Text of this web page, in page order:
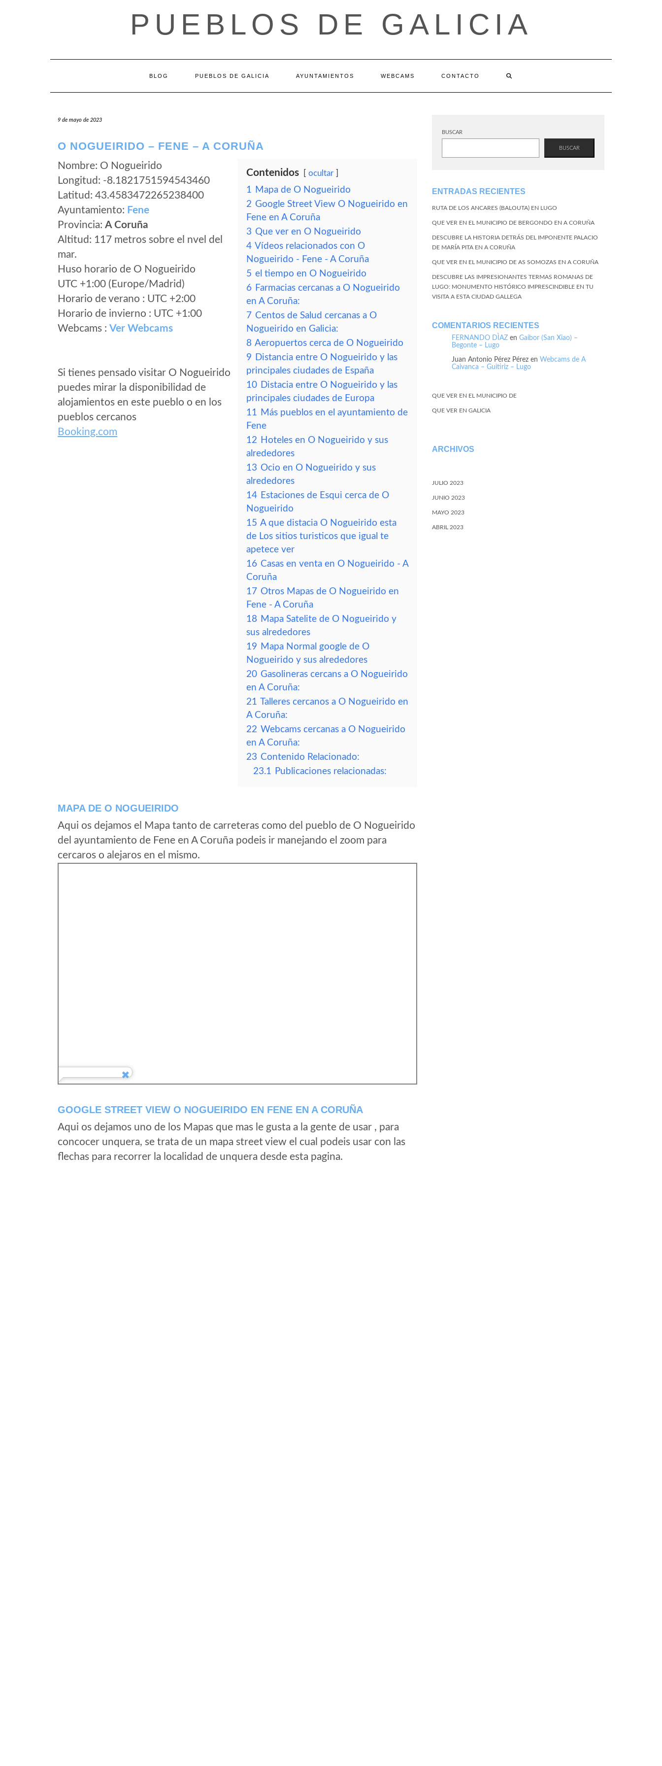
PUEBLOS DE GALICIA
BLOG PUEBLOS DE GALICIA AYUNTAMIENTOS WEBCAMS CONTACTO
9 de mayo de 2023
O NOGUEIRIDO – FENE – A CORUÑA
Nombre: O Nogueirido
Longitud: -8.1821751594543460
Latitud: 43.4583472265238400
Ayuntamiento: Fene
Provincia: A Coruña
Altitud: 117 metros sobre el nvel del
mar.
Huso horario de O Nogueirido
UTC +1:00 (Europe/Madrid)
Horario de verano : UTC +2:00
Horario de invierno : UTC +1:00
Webcams : Ver Webcams
Si tienes pensado visitar O Nogueirido
puedes mirar la disponibilidad de
alojamientos en este pueblo o en los
pueblos cercanos
Booking.com
Contenidos ocultar
1 Mapa de O Nogueirido
2 Google Street View O Nogueirido en
Fene en A Coruña
3 Que ver en O Nogueirido
4 Vídeos relacionados con O
Nogueirido - Fene - A Coruña
5 el tiempo en O Nogueirido
6 Farmacias cercanas a O Nogueirido
en A Coruña:
7 Centos de Salud cercanas a O
Nogueirido en Galicia:
8 Aeropuertos cerca de O Nogueirido
9 Distancia entre O Nogueirido y las
principales ciudades de España
10 Distacia entre O Nogueirido y las
principales ciudades de Europa
11 Más pueblos en el ayuntamiento de
Fene
12 Hoteles en O Nogueirido y sus
alrededores
13 Ocio en O Nogueirido y sus
alrededores
14 Estaciones de Esqui cerca de O
Nogueirido
15 A que distacia O Nogueirido esta
de Los sitios turisticos que igual te
apetece ver
16 Casas en venta en O Nogueirido - A
Coruña
17 Otros Mapas de O Nogueirido en
Fene - A Coruña
18 Mapa Satelite de O Nogueirido y
sus alrededores
19 Mapa Normal google de O
Nogueirido y sus alrededores
20 Gasolineras cercans a O Nogueirido
en A Coruña:
21 Talleres cercanos a O Nogueirido en
A Coruña:
22 Webcams cercanas a O Nogueirido
en A Coruña:
23 Contenido Relacionado:
23.1 Publicaciones relacionadas:
MAPA DE O NOGUEIRIDO
Aqui os dejamos el Mapa tanto de carreteras como del pueblo de O Nogueirido
del ayuntamiento de Fene en A Coruña podeis ir manejando el zoom para
cercaros o alejaros en el mismo.
GOOGLE STREET VIEW O NOGUEIRIDO EN FENE EN A CORUÑA
Aqui os dejamos uno de los Mapas que mas le gusta a la gente de usar , para
concocer unquera, se trata de un mapa street view el cual podeis usar con las
flechas para recorrer la localidad de unquera desde esta pagina.
BUSCAR
BUSCAR
ENTRADAS RECIENTES
RUTA DE LOS ANCARES (BALOUTA) EN LUGO
QUE VER EN EL MUNICIPIO DE BERGONDO EN A CORUÑA
DESCUBRE LA HISTORIA DETRÁS DEL IMPONENTE PALACIO
DE MARÍA PITA EN A CORUÑA
QUE VER EN EL MUNICIPIO DE AS SOMOZAS EN A CORUÑA
DESCUBRE LAS IMPRESIONANTES TERMAS ROMANAS DE
LUGO: MONUMENTO HISTÓRICO IMPRESCINDIBLE EN TU
VISITA A ESTA CIUDAD GALLEGA
COMENTARIOS RECIENTES
FERNANDO DÌAZ en Gaibor (San Xiao) –
Begonte – Lugo
Juan Antonio Pérez Pérez en Webcams de A
Caivanca – Guitiriz – Lugo
QUE VER EN EL MUNICIPIO DE
QUE VER EN GALICIA
ARCHIVOS
JULIO 2023
JUNIO 2023
MAYO 2023
ABRIL 2023